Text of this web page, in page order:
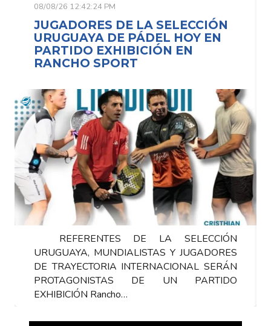
08/08/26 12:42:24 PM
JUGADORES DE LA SELECCIÓN
URUGUAYA DE PÁDEL HOY EN
PARTIDO EXHIBICIÓN EN
RANCHO SPORT
REFERENTES DE LA SELECCIÓN
URUGUAYA, MUNDIALISTAS Y JUGADORES
DE TRAYECTORIA INTERNACIONAL SERÁN
PROTAGONISTAS DE UN PARTIDO
EXHIBICIÓN Rancho…